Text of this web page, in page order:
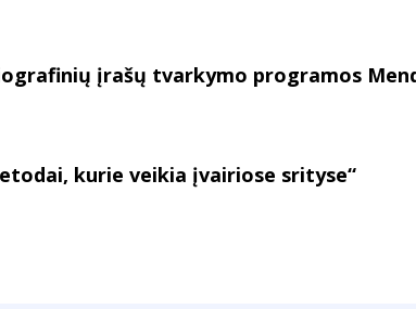
įrašų tvarkymo programos
kurie veikia įvairiose srityse“